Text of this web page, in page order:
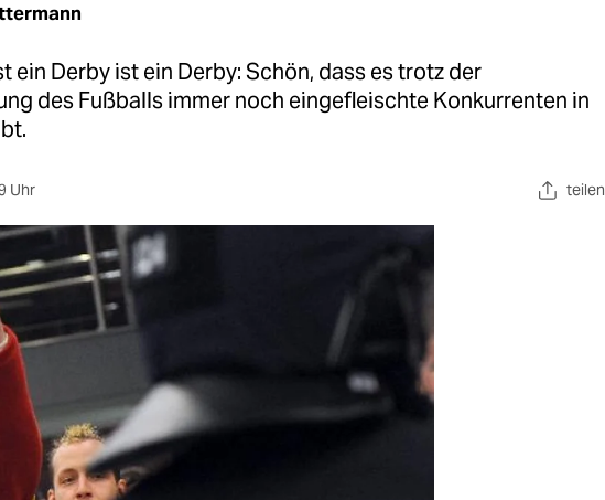
ein Derby ist ein Derby: Schön, dass es trotz der
des Fußballs immer noch eingefleischte Konkurrenten in
Uhr teilen